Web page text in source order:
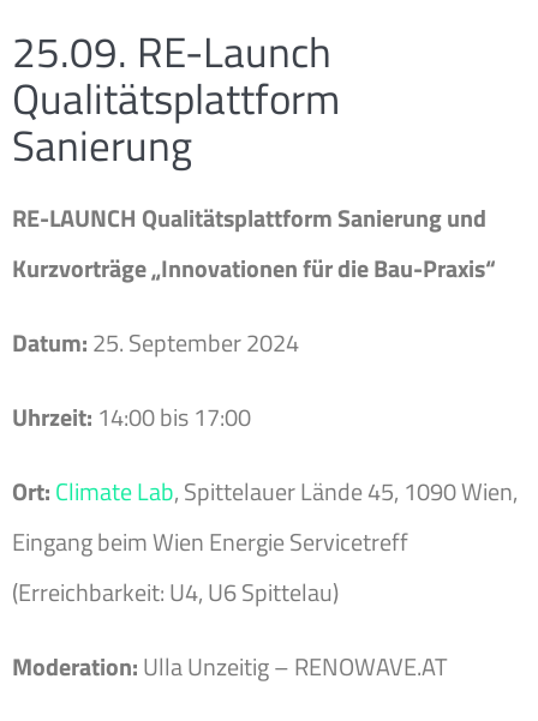
25.09. RE-Launch
Qualitätsplattform
Sanierung
RE-LAUNCH Qualitätsplattform Sanierung und
Kurzvorträge „Innovationen für die Bau-Praxis“
Datum:25. September 2024
Uhrzeit: 14:00 bis 17:00
Ort:Climate Lab, Spittelauer Lände 45, 1090 Wien,
Eingang beim Wien Energie Servicetreff
(Erreichbarkeit: U4, U6Spittelau)
Moderation:Ulla Unzeitig – RENOWAVE.AT